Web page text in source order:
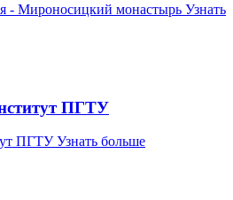
- Мироносицкий монастырь Узнать
ПГТУ
ПГТУ Узнать больше